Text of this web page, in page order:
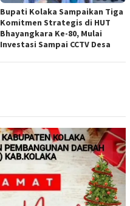
Bupati Kolaka Sampaikan Tiga
Komitmen Strategis di HUT
Bhayangkara Ke-80, Mulai
Investasi Sampai CCTV Desa